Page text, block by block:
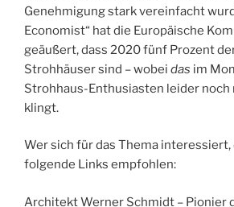
Genehmigung stark vereinfacht
Economist“ hat die Europäische
geäußert, dass 2020 fünf Prozent
Strohhäuser sind – wobei das im
Strohhaus-Enthusiasten leider
klingt.
Wer sich für das Thema interessiert,
folgende Links empfohlen:
Architekt Werner Schmidt – Pionier